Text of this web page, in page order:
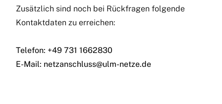
Zusätzlich sind noch bei Rückfragen folgende
Kontaktdaten zu erreichen:
Telefon: +49 731 1662830
E-Mail: netzanschluss@ulm-netze.de